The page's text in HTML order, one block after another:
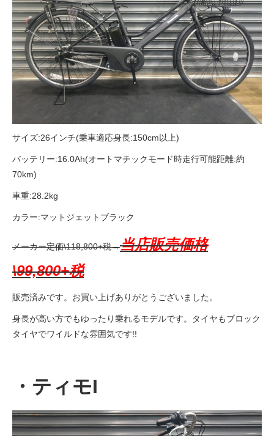
募集中の求人情報
法人様
法人様向け割引
サイズ:26インチ(乗車適応身長:150cm以上)
バッテリー:16.0Ah(オートマチックモード時走行可能距離:約
70km)
車重:28.2kg
カラー:マットジェットブラック
メーカー定価\118,800+税→当店販売価格
\99,800+税
販売済みです。お買い上げありがとうございました。
身長が高い方でもゆったり乗れるモデルです。タイヤもブロック
タイヤでワイルドな雰囲気です!!
・ティモI